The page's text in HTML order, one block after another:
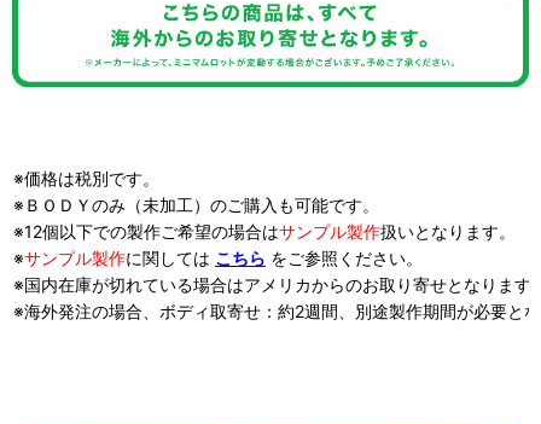
※価格は税別です。
※ＢＯＤＹのみ（未加工）のご購入も可能です。
※12個以下での製作ご希望の場合はサンプル製作扱いとなります。
※サンプル製作に関しては こちら をご参照ください。
※国内在庫が切れている場合はアメリカからのお取り寄せとなります
※海外発注の場合、ボディ取寄せ：約2週間、別途製作期間が必要と